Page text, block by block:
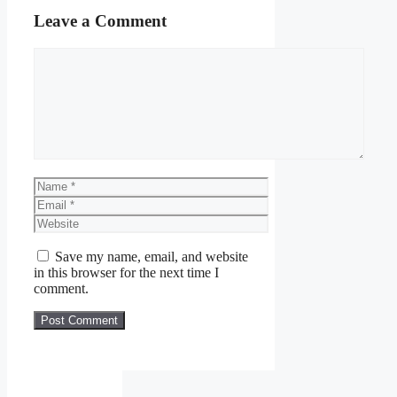
Leave a Comment
Name
Email
Website
Save my name, email, and website
in this browser for the next time I
comment.